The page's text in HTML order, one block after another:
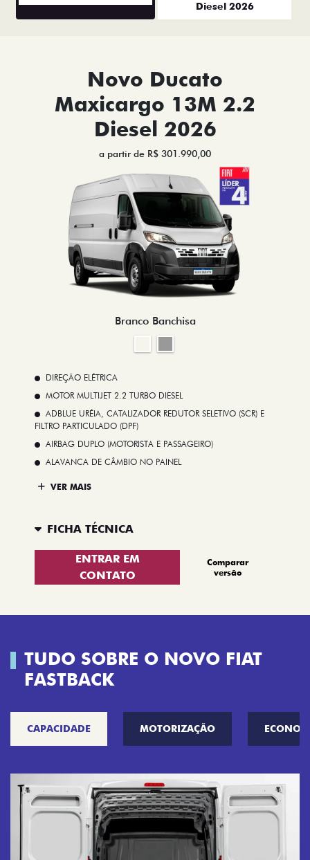
Diesel 2026
Novo Ducato
Maxicargo 13M 2.2
Diesel 2026
a partir de R$ 301.990,00
Branco Banchisa
DIREÇÃO ELÉTRICA
MOTOR MULTIJET 2.2 TURBO DIESEL
ADBLUE URÉIA, CATALIZADOR REDUTOR SELETIVO (SCR) E
FILTRO PARTICULADO (DPF)
AIRBAG DUPLO (MOTORISTA E PASSAGEIRO)
ALAVANCA DE CÂMBIO NO PAINEL
VER MAIS
FICHA TÉCNICA
ENTRAR EM
CONTATO
Comparar
versão
TUDO SOBRE O NOVO FIAT
FASTBACK
CAPACIDADE MOTORIZAÇÃO